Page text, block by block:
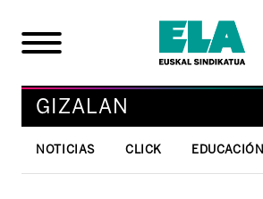
GIZALAN
NOTICIAS CLICK